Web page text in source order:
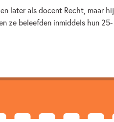
Dagelijks leven
Sport
Vriendschap
later als docent Recht, maar hij
ze beleefden inmiddels hun 25-